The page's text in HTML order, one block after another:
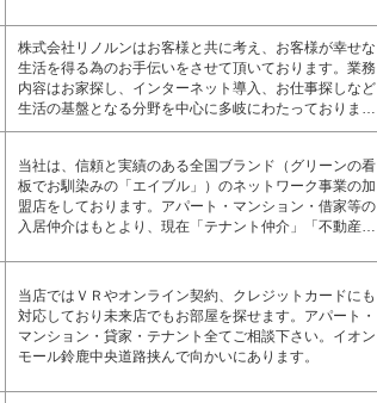
株式会社リノルンはお客様と共に考え、お客様が幸せな
生活を得る為のお手伝いをさせて頂いております。業務
内容はお家探し、インターネット導入、お仕事探しなど
生活の基盤となる分野を中心に多岐にわたっておりま…
当社は、信頼と実績のある全国ブランド（グリーンの看
板でお馴染みの「エイブル」）のネットワーク事業の加
盟店をしております。アパート・マンション・借家等の
入居仲介はもとより、現在「テナント仲介」「不動産…
当店ではＶＲやオンライン契約、クレジットカードにも
対応しており未来店でもお部屋を探せます。アパート・
マンション・貸家・テナント全てご相談下さい。イオン
モール鈴鹿中央道路挟んで向かいにあります。